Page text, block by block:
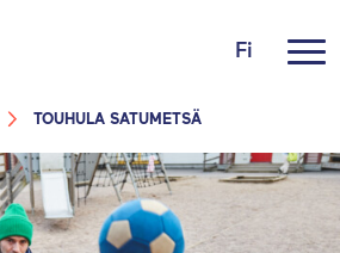
Fi
TOUHULA SATUMETSÄ